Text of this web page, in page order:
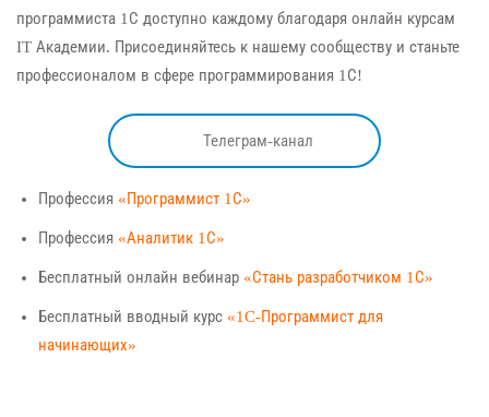
программиста 1С доступно каждому благодаря онлайн курсам
IT Академии. Присоединяйтесь к нашему сообществу и станьте
профессионалом в сфере программирования 1С!
Телеграм-канал
Профессия «Программист 1С»
Профессия «Аналитик 1С»
Бесплатный онлайн вебинар «Стань разработчиком 1С»
Бесплатный вводный курс «1C-Программист для
начинающих»